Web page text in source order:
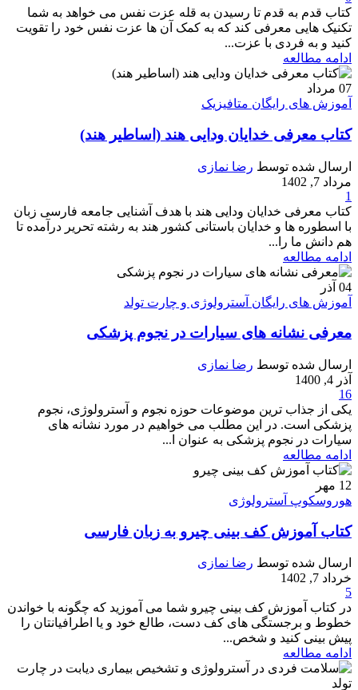
کتاب قدم به قدم تا رسیدن به قله عزت نفس می خواهد به شما
تکنیک هایی معرفی کند که به کمک آن ها عزت نفس خود را تقویت
کنید و به فردی با عزت...
ادامه مطالعه
07 مرداد
آموزش های رایگان متافیزیک
کتاب معرفی خدایان ودایی هند (اساطیر هند)
ارسال شده توسط رضا نمازی
مرداد 7, 1402
1
کتاب معرفی خدایان ودایی هند با هدف آشنایی جامعه فارسی زبان
با اسطوره ها و خدایان باستانی کشور هند به رشته تحریر درآمده تا
هم دانش ما را...
ادامه مطالعه
04 آذر
آموزش های رایگان آسترولوژی و چارت تولد
معرفی نشانه های سیارات در نجوم پزشکی
ارسال شده توسط رضا نمازی
آذر 4, 1400
16
یکی از جذاب ترین موضوعات حوزه نجوم و آسترولوژی، نجوم
پزشکی است. در این مطلب می خواهیم در مورد نشانه های
سیارات در نجوم پزشکی به عنوان ا...
ادامه مطالعه
12 مهر
هوروسکوپ آسترولوژی
کتاب آموزش کف بینی چیرو به زبان فارسی
ارسال شده توسط رضا نمازی
خرداد 7, 1402
5
در کتاب آموزش کف بینی چیرو شما می آموزید که چگونه با خواندن
خطوط و برجستگی های کف دست، طالع خود و یا اطرافیانتان را
پیش بینی کنید و شخص...
ادامه مطالعه